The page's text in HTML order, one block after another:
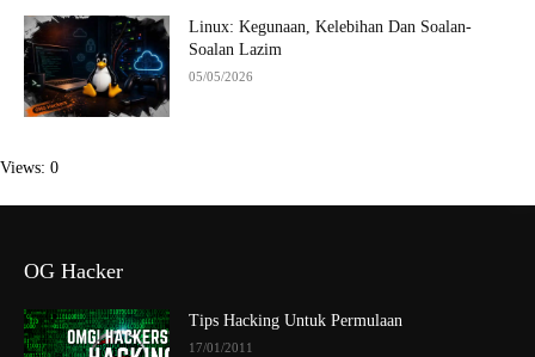
Linux: Kegunaan, Kelebihan Dan Soalan-
Soalan Lazim
05/05/2026
Views: 0
OG Hacker
Tips Hacking Untuk Permulaan
17/01/2011